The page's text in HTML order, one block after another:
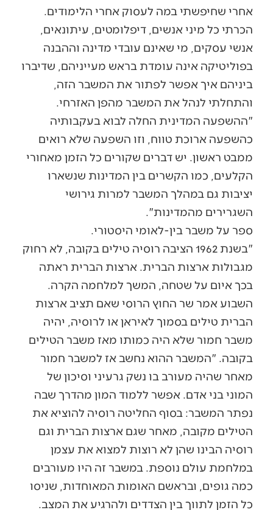
אחרי שחיפשתי במה לעסוק אחרי הלימודים.
הכרתי כל מיני אנשים, דיפלומטים, עיתונאים,
אנשי עסקים, מי שאינם עובדי מדינה וההבנה
בפוליטיקה אינה עומדת בראש מעייניהם, שדיברו
ביניהם איך אפשר לפתור את המשבר הזה,
והתחלתי לנהל את המשבר מהפן האזרחי.
"ההשפעה המדינית החלה לבוא בעקבותיה
כהשפעה ארוכת טווח, וזו השפעה שלא רואים
ממבט ראשון. יש דברים שקורים כל הזמן מאחורי
הקלעים, כמו הקשרים בין המדינות שנשארו
יציבות גם במהלך המשבר למרות גירושי
השגרירים מהמדינות".
ספר על משבר בין-לאומי היסטורי.
"בשנת 1962 הציבה רוסיה טילים בקובה, לא רחוק
מגבולות ארצות הברית. ארצות הברית ראתה
בכך איום על שטחה, המשך למלחמה הקרה.
השבוע אמר שר החוץ הרוסי שאם תציב ארצות
הברית טילים בסמוך לאיראן או לרוסיה, יהיה
משבר חמור שלא היה כמותו מאז משבר הטילים
בקובה. "המשבר ההוא נחשב אז למשבר חמור
מאחר שהיה מעורב בו נשק גרעיני וסיכון של
המוני בני אדם. אפשר ללמוד המון מהדרך שבה
נפתר המשבר: בסוף החליטה רוסיה להוציא את
הטילים מקובה, מאחר שגם ארצות הברית וגם
רוסיה הבינו שהן לא רוצות למצוא את עצמן
במלחמת עולם נוספת. במשבר זה היו מעורבים
כמה גופים, ובראשם האומות המאוחדות, שניסו
כל הזמן לתווך בין הצדדים ולהרגיע את המצב.